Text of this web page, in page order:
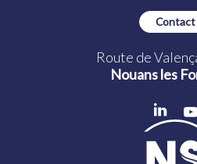
Contact
Route de
Nouans les